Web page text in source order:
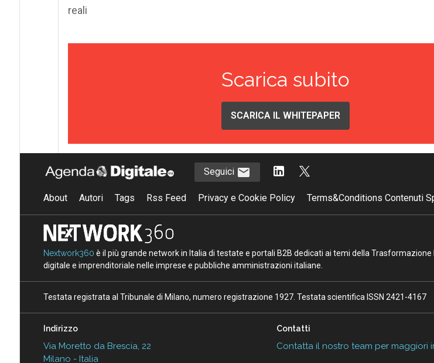
reali
Scarica subito
SCARICA IL WHITEPAPER
Seguici
About Autori Tags Rss Feed Privacy e Cookie Policy Terms&Conditions Contenuti
Nextwork360 è il più grande network in Italia di testate e portali B2B dedicati ai temi della
digitale e imprenditoriale nelle imprese e pubbliche amministrazioni italiane.
Testata registrata al Tribunale di Milano, numero registrazione 1927. Testata scientifica ISSN 2421-4167
Indirizzo
Via Moretto da Brescia, 22
Milano - Italia
Contatti
Contatta il nostro team per maggiori